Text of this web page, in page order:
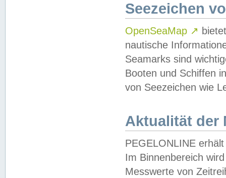
Seezeichen
OpenSeaMap ↗
nautische
Seamarks sind
Booten und Schiffen
von Seezeichen wie
Aktualität der
PEGELONLINE
Im Binnenbereich
Messwerte von